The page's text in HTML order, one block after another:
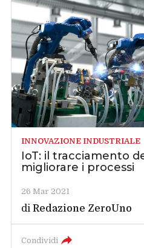
INNOVAZIONE INDUSTRIALE
IoT: il tracciamento
migliorare i processi
26 Mar 2021
diRedazione ZeroUno
Condividi